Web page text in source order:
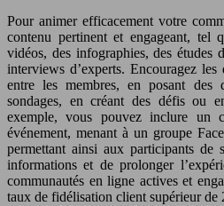
Pour animer efficacement votre
contenu pertinent et engageant, tel
vidéos, des infographies, des études
interviews d’experts. Encouragez
entre les membres, en posant des
sondages, en créant des défis ou
exemple, vous pouvez inclure un
événement, menant à un groupe
permettant ainsi aux participants de
informations et de prolonger
communautés en ligne actives et
taux de fidélisation client supérieur de